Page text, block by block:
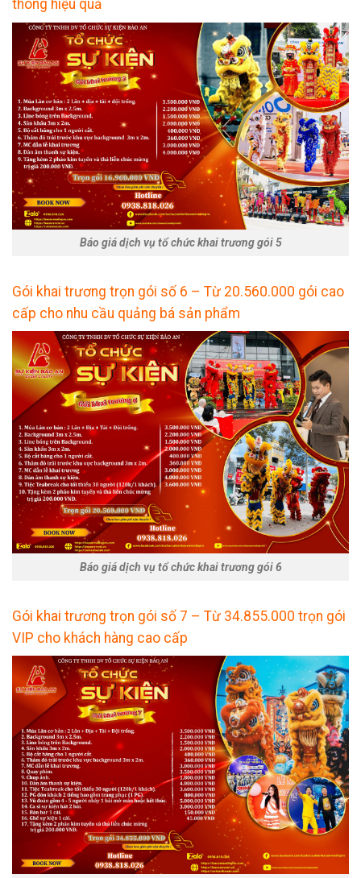
thông hiệu quả
Báo giá dịch vụ tổ chức khai trương gói 5
Gói khai trương trọn gói số 6 – Từ 20.560.000 gói cao
cấp cho nhu cầu quảng bá sản phẩm
Báo giá dịch vụ tổ chức khai trương gói 6
Gói khai trương trọn gói số 7 – Từ 34.855.000 trọn gói
VIP cho khách hàng cao cấp